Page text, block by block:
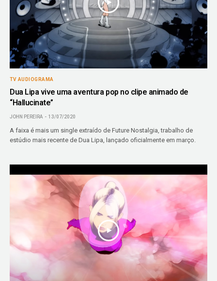
TV AUDIOGRAMA
Dua Lipa vive uma aventura pop no clipe animado de
“Hallucinate”
JOHN PEREIRA 13/07/2020
A faixa é mais um single extraído de Future Nostalgia, trabalho de
estúdio mais recente de Dua Lipa, lançado oficialmente em março.